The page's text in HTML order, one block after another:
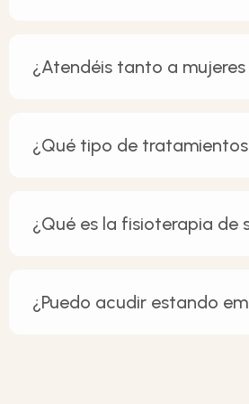
¿Atendéis tanto a
¿Qué tipo de
¿Qué es la fisioterapia de
¿Puedo acudir estando